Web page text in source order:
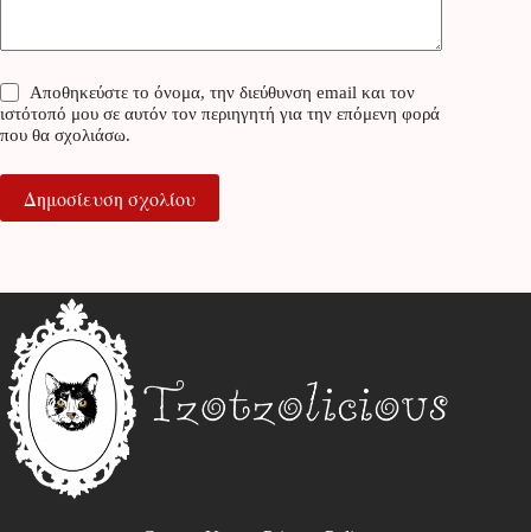
Αποθηκεύστε το όνομα, την διεύθυνση email και τον
ιστότοπό μου σε αυτόν τον περιηγητή για την επόμενη φορά
που θα σχολιάσω.
Δημοσίευση σχολίου